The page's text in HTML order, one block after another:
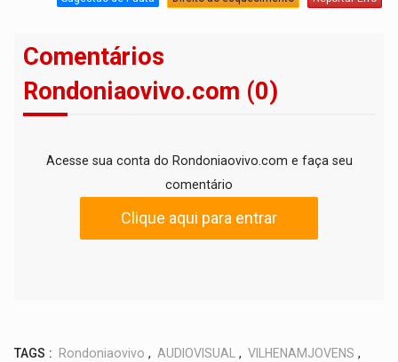
Comentários
Rondoniaovivo.com (0)
Acesse sua conta do Rondoniaovivo.com e faça seu
comentário
Clique aqui para entrar
TAGS : Rondoniaovivo , AUDIOVISUAL , VILHENAMJOVENS ,